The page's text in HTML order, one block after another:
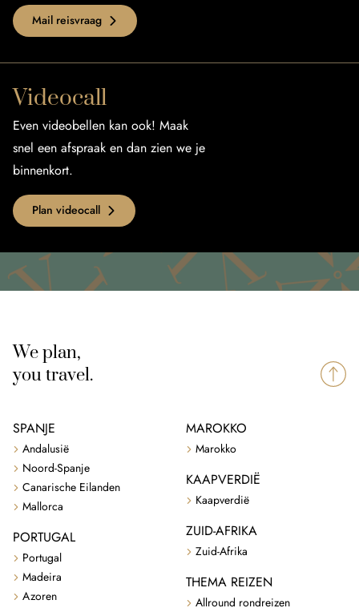
Mail reisvraag
Videocall
Even videobellen kan ook! Maak
snel een afspraak en dan zien we je
binnenkort.
Plan videocall
We plan,
you travel.
SPANJE
Andalusië
Noord-Spanje
Canarische Eilanden
Mallorca
PORTUGAL
Portugal
Madeira
Azoren
MAROKKO
Marokko
KAAPVERDIË
Kaapverdië
ZUID-AFRIKA
Zuid-Afrika
THEMA REIZEN
Allround rondreizen